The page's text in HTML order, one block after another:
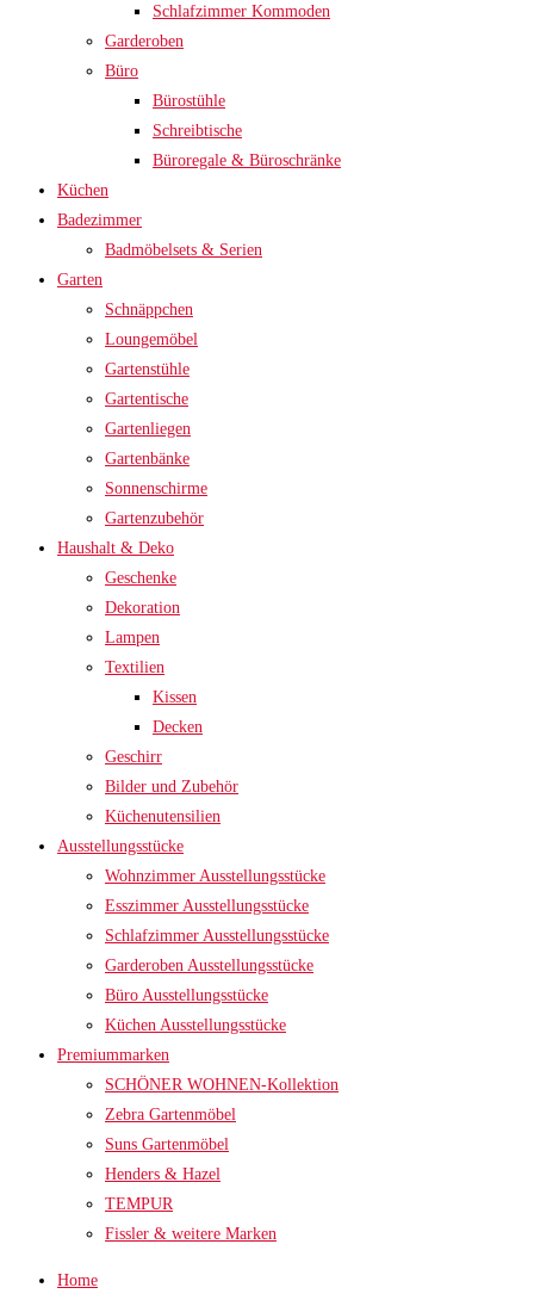
Schlafzimmer Kommoden
Garderoben
Büro
Bürostühle
Schreibtische
Büroregale & Büroschränke
Küchen
Badezimmer
Badmöbelsets & Serien
Garten
Schnäppchen
Loungemöbel
Gartenstühle
Gartentische
Gartenliegen
Gartenbänke
Sonnenschirme
Gartenzubehör
Haushalt & Deko
Geschenke
Dekoration
Lampen
Textilien
Kissen
Decken
Geschirr
Bilder und Zubehör
Küchenutensilien
Ausstellungsstücke
Wohnzimmer Ausstellungsstücke
Esszimmer Ausstellungsstücke
Schlafzimmer Ausstellungsstücke
Garderoben Ausstellungsstücke
Büro Ausstellungsstücke
Küchen Ausstellungsstücke
Premiummarken
SCHÖNER WOHNEN-Kollektion
Zebra Gartenmöbel
Suns Gartenmöbel
Henders & Hazel
TEMPUR
Fissler & weitere Marken
Home